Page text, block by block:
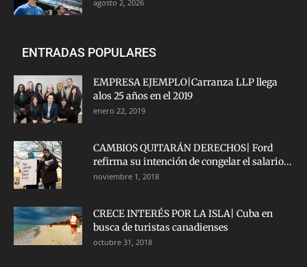
agosto 2, 2026
ENTRADAS POPULARES
EMPRESA EJEMPLO|Carranza LLP llega
alos 25 años en el 2019
enero 22, 2019
CAMBIOS QUITARÁN DERECHOS| Ford
refirma su intención de congelar el salario...
noviembre 1, 2018
CRECE INTERÉS POR LA ISLA| Cuba en
busca de turistas canadienses
octubre 31, 2018